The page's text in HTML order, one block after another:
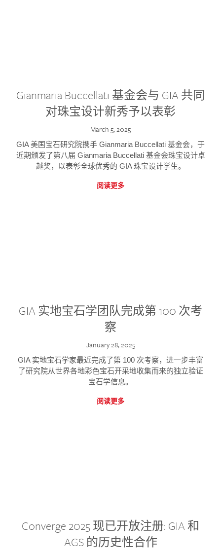
Gianmaria Buccellati 基金会与 GIA 共同
对珠宝设计新秀予以表彰
March 5, 2025
GIA 美国宝石研究院携手 Gianmaria Buccellati 基金会，于
近期颁发了第八届 Gianmaria Buccellati 基金会珠宝设计卓
越奖，以表彰全球优秀的 GIA 珠宝设计学生。
阅读更多
GIA 实地宝石学团队完成第 100 次考
察
January 28, 2025
GIA 实地宝石学家最近完成了第 100 次考察，进一步丰富
了研究院从世界各地彩色宝石开采地收集而来的独立验证
宝石学信息。
阅读更多
Converge 2025 现已开放注册: GIA 和
AGS 的历史性合作